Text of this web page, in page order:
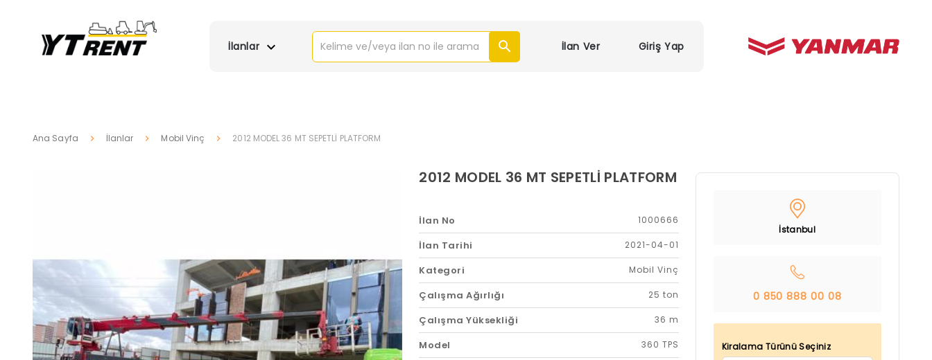
İlanlar İlan Ver Giriş Yap
Ana Sayfa İlanlar Mobil Vinç 2012 MODEL 36 MT SEPETLİ PLATFORM
2012 MODEL 36 MT SEPETLİ PLATFORM
İlan No 1000666
İlan Tarihi 2021-04-01
Kategori Mobil Vinç
Çalışma Ağırlığı 25 ton
Çalışma Yüksekliği 36 m
Model 360 TPS
İstanbul
0 850 888 00 08
Kiralama Türünü Seçiniz